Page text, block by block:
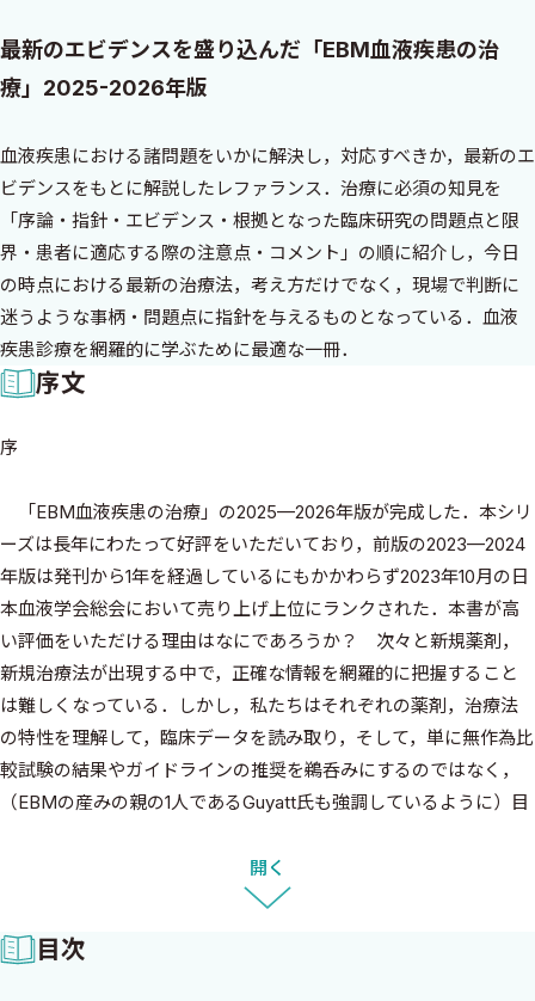
最新のエビデンスを盛り込んだ「EBM血液疾患の治
療」2025-2026年版
血液疾患における諸問題をいかに解決し，対応すべきか，最新のエ
ビデンスをもとに解説したレファランス．治療に必須の知見を
「序論・指針・エビデンス・根拠となった臨床研究の問題点と限
界・患者に適応する際の注意点・コメント」の順に紹介し，今日
の時点における最新の治療法，考え方だけでなく，現場で判断に
迷うような事柄・問題点に指針を与えるものとなっている．血液
疾患診療を網羅的に学ぶために最適な一冊．
序文
序
「EBM血液疾患の治療」の2025—2026年版が完成した．本シリ
ーズは長年にわたって好評をいただいており，前版の2023—2024
年版は発刊から1年を経過しているにもかかわらず2023年10月の日
本血液学会総会において売り上げ上位にランクされた．本書が高
い評価をいただける理由はなにであろうか？ 次々と新規薬剤，
新規治療法が出現する中で，正確な情報を網羅的に把握すること
は難しくなっている．しかし，私たちはそれぞれの薬剤，治療法
の特性を理解して，臨床データを読み取り，そして，単に無作為比
較試験の結果やガイドラインの推奨を鵜呑みにするのではなく，
（EBMの産みの親の1人であるGuyatt氏も強調しているように）目
療を考えなくてはならない．時にはエビデンスレベルとしては劣
るサブグループ解析の結果を重視することもあれば，主要評価項
目において敗れた治療をあえて選択することもありえる．そのた
めには臨床データを詳細に把握することが重要であり，本書はそ
開く
目次